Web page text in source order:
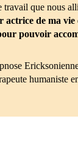
que nous
actrice de ma vie
pouvoir
humaniste